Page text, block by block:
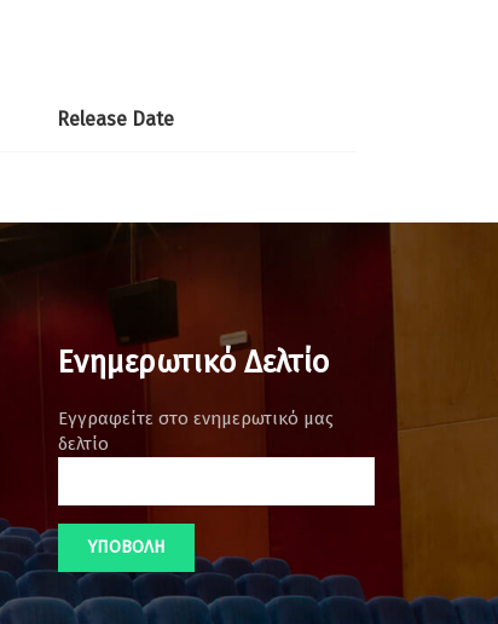
Release Date
Ενημερωτικό Δελτίο
Εγγραφείτε στο ενημερωτικό μας
δελτίο